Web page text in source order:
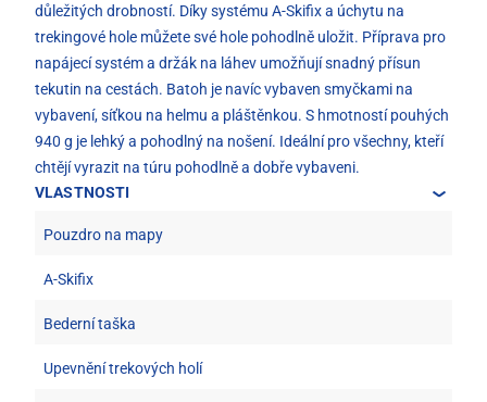
důležitých drobností. Díky systému A-Skifix a úchytu na
trekingové hole můžete své hole pohodlně uložit. Příprava pro
napájecí systém a držák na láhev umožňují snadný přísun
tekutin na cestách. Batoh je navíc vybaven smyčkami na
vybavení, síťkou na helmu a pláštěnkou. S hmotností pouhých
940 g je lehký a pohodlný na nošení. Ideální pro všechny, kteří
chtějí vyrazit na túru pohodlně a dobře vybaveni.
VLASTNOSTI
Pouzdro na mapy
A-Skifix
Bederní taška
Upevnění trekových holí